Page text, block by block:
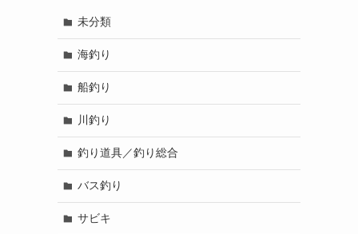
未分類
海釣り
船釣り
川釣り
釣り道具／釣り総合
バス釣り
サビキ